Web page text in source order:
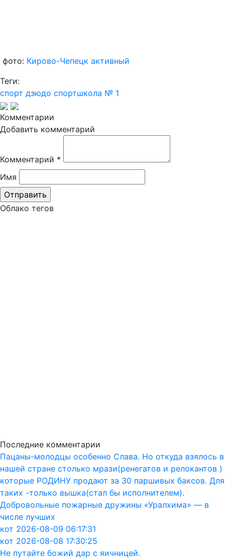
фото: Кирово-Чепецк активный
Теги:
спорт дзюдо спортшкола № 1
Комментарии
Добавить комментарий
Комментарий *
Имя
Облако тегов
Последние комментарии
Пацаны-молодцы особенно Слава. Но откуда взялось в
нашей стране столько мрази(ренегатов и релокантов )
которые РОДИНУ продают за 30 паршивых баксов. Для
таких -только вышка(стал бы исполнителем).
Добровольные пожарные дружины «Уралхима» — в
числе лучших
кот 2026-08-09 06:17:31
кот 2026-08-08 17:30:25
Не путайте божий дар с яичницей.